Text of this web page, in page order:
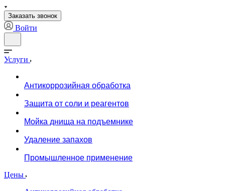
Заказать звонок
Войти
Услуги
Антикоррозийная обработка
Защита от соли и реагентов
Мойка днища на подъемнике
Удаление запахов
Промышленное применение
Цены